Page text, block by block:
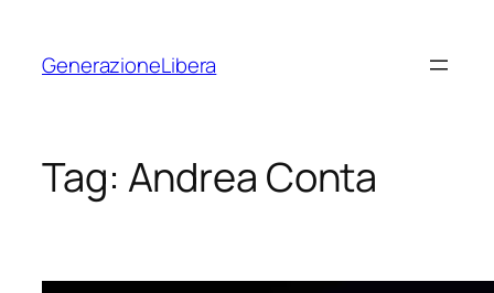
contenuto
GenerazioneLibera
Tag: Andrea Conta